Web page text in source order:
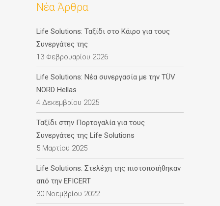
Νέα Άρθρα
Life Solutions: Ταξίδι στο Κάιρο για τους
Συνεργάτες της
13 Φεβρουαρίου 2026
Life Solutions: Νέα συνεργασία με την TÜV
NORD Hellas
4 Δεκεμβρίου 2025
Ταξίδι στην Πορτογαλία για τους
Συνεργάτες της Life Solutions
5 Μαρτίου 2025
Life Solutions: Στελέχη της πιστοποιήθηκαν
από την EFICERT
30 Νοεμβρίου 2022